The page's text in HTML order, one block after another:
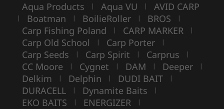
Aqua Products | Aqua VU | AVID CARP
| Boatman | BoilieRoller | BROS |
Carp Fishing Poland | CARP MARKER |
Carp Old School | Carp Porter |
Carp Seeds | Carp Spirit | Carprus |
CC Moore | Cygnet | DAM | Deeper |
Delkim | Delphin | DUDI BAIT |
DURACELL | Dynamite Baits |
EKO BAITS | ENERGIZER |